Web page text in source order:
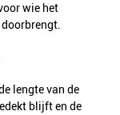
wie het
lengte van de
blijft en de